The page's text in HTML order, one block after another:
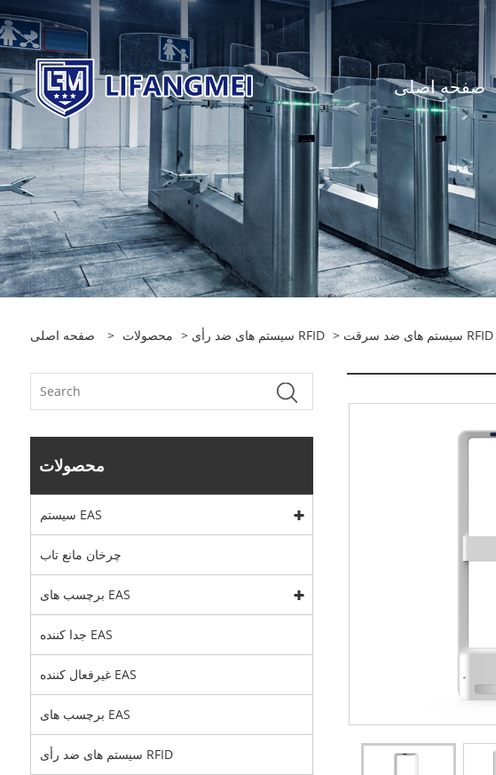
صفحه اصلی
صفحه اصلی > محصولات > سیستم های ضد رأی RFID > سیستم های ضد سرقت RFID
محصولات
سیستم EAS
چرخان مانع تاب
برچسب های EAS
جدا کننده EAS
غیرفعال کننده EAS
برچسب های EAS
سیستم های ضد رأی RFID